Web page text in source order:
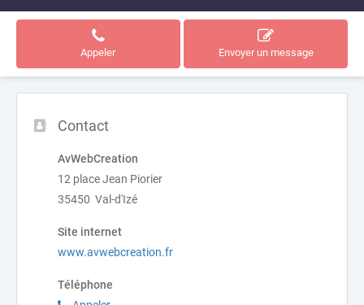
Appeler Envoyer un message
Contact
AvWebCreation
12 place Jean Piorier
35450 Val-d'Izé
Site internet
www.avwebcreation.fr
Téléphone